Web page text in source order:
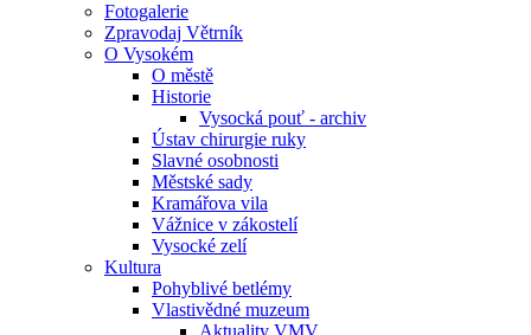
Fotogalerie
Zpravodaj Větrník
O Vysokém
O městě
Historie
Vysocká pouť - archiv
Ústav chirurgie ruky
Slavné osobnosti
Městské sady
Kramářova vila
Vážnice v zákostelí
Vysocké zelí
Kultura
Pohyblivé betlémy
Vlastivědné muzeum
Aktuality VMV